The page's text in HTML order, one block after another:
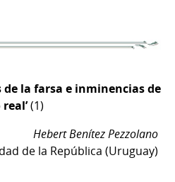
de la farsa e inminencias de
real’(1)
Hebert Benítez Pezzolano
de la República (Uruguay)